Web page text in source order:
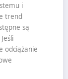
i
trend
są
odciążanie